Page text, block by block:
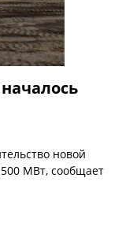
новой
МВт, сообщает